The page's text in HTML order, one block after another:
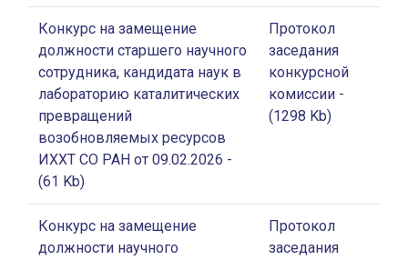
Конкурс на замещение
должности старшего научного
сотрудника, кандидата наук в
лабораторию каталитических
превращений
возобновляемых ресурсов
ИХХТ СО РАН от 09.02.2026 -
(61 Kb)
Протокол
заседания
конкурсной
комиссии -
(1298 Kb)
Конкурс на замещение
должности научного
Протокол
заседания